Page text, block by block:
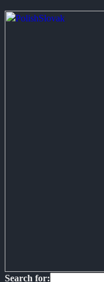
Search for: